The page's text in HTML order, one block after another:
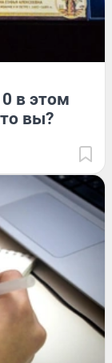
в этом
вы?